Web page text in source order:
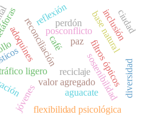
adoquines
reciclaje
ligero
paz
posconflicto
café
sostenibilidad
perdón
reconciliación
reflexión
valor agregado
flexibilidad psicológica
filtros ópticos
base natural
aguacate
inclusión
diversidad
ciudad
jóvenes